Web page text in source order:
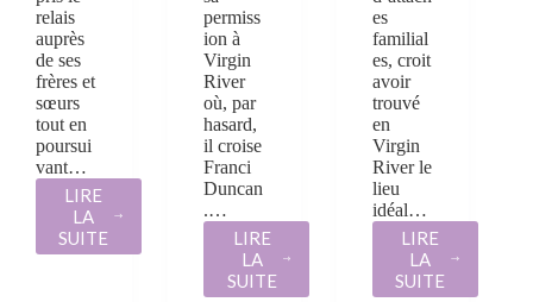
relais
auprès
de ses
frères et
sœurs
tout en
poursui
vant…
LIRE
LA
SUITE
LES
CHRONIQUES
permiss
ion à
Virgin
River
où, par
hasard,
il croise
Franci
Duncan
.…
LIRE
LA
SUITE
LES
CHRONIQUES
es
familial
es, croit
avoir
trouvé
en
Virgin
River le
lieu
idéal…
LIRE
LA
SUITE
LES